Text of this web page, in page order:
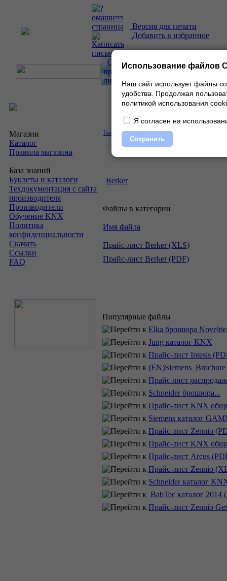
Версия для печати
Добавить в избранное
О
проекте| Каталог|
Прайс-
лист
| Контакты
Магазин
Каталог
Правила магазина
База знаний
Буклеты и каталоги
Техдокументация с сайта
производителя
Производители
Обучение KNX
Политика
конфиденциальности
Скачать
Ссылки
FAQ
Главная »Скачать»Прайс-листы
Berker
Файлы в категории
Имя файла
Прайс-лист Berker (XLS)
Прайс-лист Berker (PDF)
Популярные файлы
Elka брошюра
Jung каталог KNX
Прайс-лист Intesis
Прайс лист
Schneider брошюра...
Прайс-лист KNX
Siemens каталог
Прайс-лист Zennio
Прайс-лист KNX
Прайс-лист Arcus
Прайс-лист Zennio
Schneider каталог
BabTec каталог 2014
Прайс-лист Zennio
Использование файлов
Наш сайт использует файлы
удобства. Продолжая
политикой использования
Я согласен на
Сохранить